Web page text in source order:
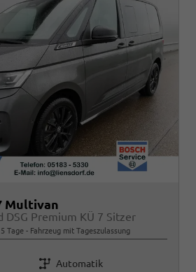
Multivan
DSG Premium KÜ 7 Sitzer
5 Tage Fahrzeug mit Tageszulassung
Getriebe Automatik